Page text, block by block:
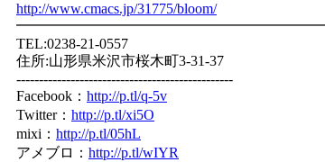
http://www.cmacs.jp/31775/bloom/
TEL:0238-21-0557
住所:山形県米沢市桜木町3-31-37
------------------------------------------------
Facebook： http://p.tl/q-5v
Twitter： http://p.tl/xi5O
mixi： http://p.tl/05hL
アメブロ： http://p.tl/wIYR